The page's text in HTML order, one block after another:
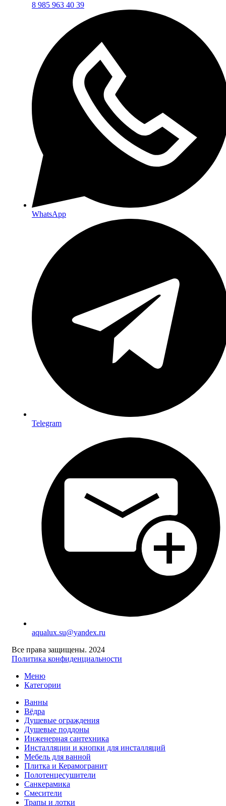
8 985 963 40 39
WhatsApp
Telegram
aqualux.su@yandex.ru
Все права защищены. 2024
Политика конфиденциальности
Меню
Категории
Ванны
Вёдра
Душевые ограждения
Душевые поддоны
Инженерная сантехника
Инсталляции и кнопки для инсталляций
Мебель для ванной
Плитка и Керамогранит
Полотенцесушители
Санкерамика
Смесители
Трапы и лотки